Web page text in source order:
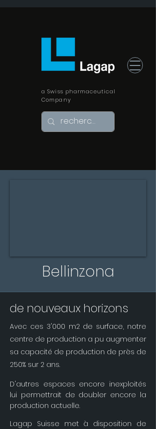
a Swiss pharmaceutical
Company
Bellinzona
de nouveaux horizons
Avec ces 3'000 m2 de surface, notre
centre de production a pu augmenter
sa capacité de production de près de
250% sur 2 ans.
D'autres espaces encore inexploités
lui permettrait de doubler encore la
production actuelle.
Lagap Suisse met à disposition de